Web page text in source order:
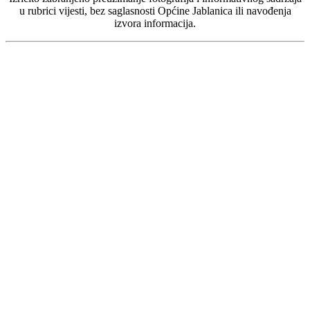
u rubrici vijesti, bez saglasnosti Općine Jablanica ili navođenja
izvora informacija.